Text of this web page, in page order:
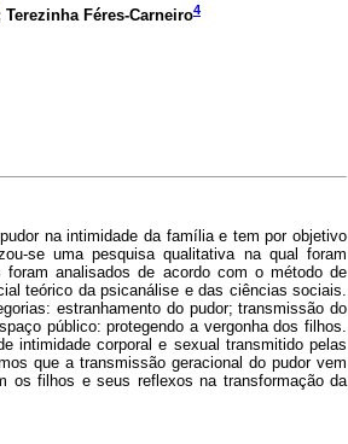
Terezinha Féres-Carneiro4
na intimidade da família e tem por objetivo
se uma pesquisa qualitativa na qual foram
analisados de acordo com o método de
teórico da psicanálise e das ciências sociais.
estranhamento do pudor; transmissão do
público: protegendo a vergonha dos filhos.
intimidade corporal e sexual transmitido pelas
que a transmissão geracional do pudor vem
os filhos e seus reflexos na transformação da